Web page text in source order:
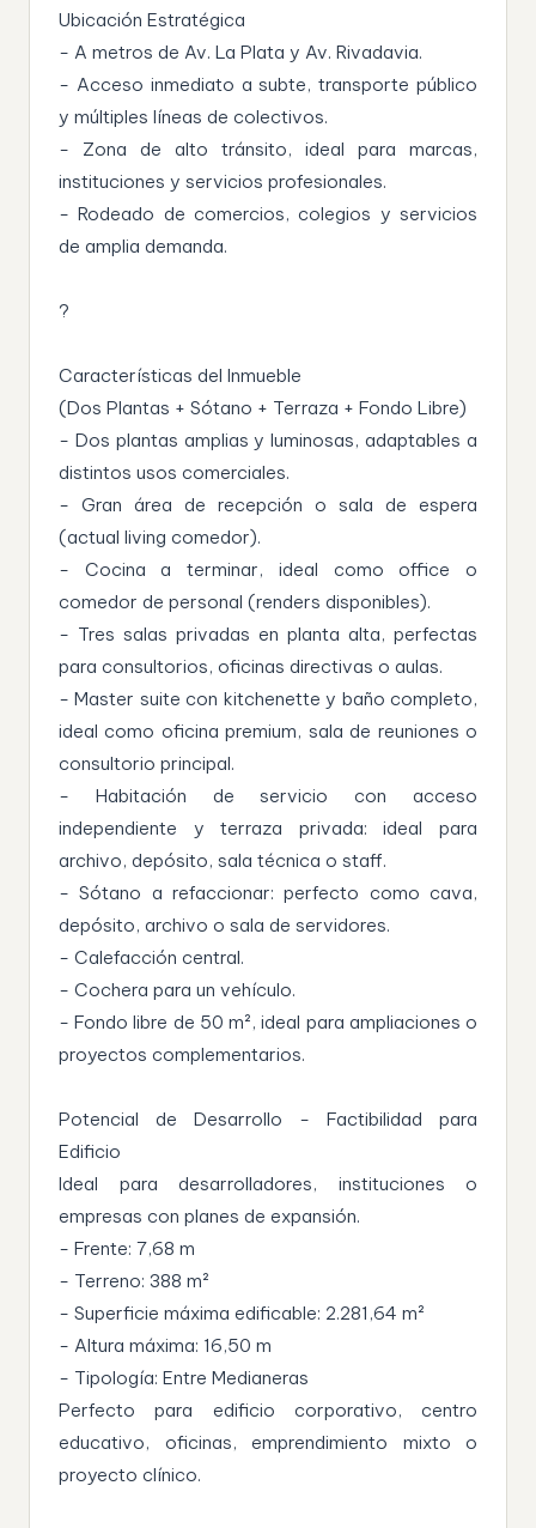
Ubicación Estratégica
- A metros de Av. La Plata y Av. Rivadavia.
- Acceso inmediato a subte, transporte público
y múltiples líneas de colectivos.
- Zona de alto tránsito, ideal para marcas,
instituciones y servicios profesionales.
- Rodeado de comercios, colegios y servicios
de amplia demanda.
?
Características del Inmueble
(Dos Plantas + Sótano + Terraza + Fondo Libre)
- Dos plantas amplias y luminosas, adaptables a
distintos usos comerciales.
- Gran área de recepción o sala de espera
(actual living comedor).
- Cocina a terminar, ideal como office o
comedor de personal (renders disponibles).
- Tres salas privadas en planta alta, perfectas
para consultorios, oficinas directivas o aulas.
- Master suite con kitchenette y baño completo,
ideal como oficina premium, sala de reuniones o
consultorio principal.
- Habitación de servicio con acceso
independiente y terraza privada: ideal para
archivo, depósito, sala técnica o staff.
- Sótano a refaccionar: perfecto como cava,
depósito, archivo o sala de servidores.
- Calefacción central.
- Cochera para un vehículo.
- Fondo libre de 50 m², ideal para ampliaciones o
proyectos complementarios.
Potencial de Desarrollo - Factibilidad para
Edificio
Ideal para desarrolladores, instituciones o
empresas con planes de expansión.
- Frente: 7,68 m
- Terreno: 388 m²
- Superficie máxima edificable: 2.281,64 m²
- Altura máxima: 16,50 m
- Tipología: Entre Medianeras
Perfecto para edificio corporativo, centro
educativo, oficinas, emprendimiento mixto o
proyecto clínico.